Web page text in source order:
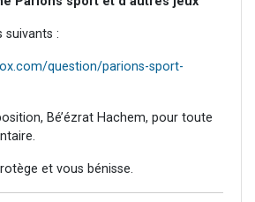
suivants :
question/parions-sport-
Bé’ézrat Hachem, pour toute
et vous bénisse.